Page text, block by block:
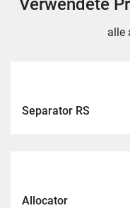
Verwendete
alle
Separator RS
Allocator